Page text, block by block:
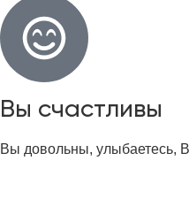
Вы счастливы
Вы довольны, улыбаетесь,